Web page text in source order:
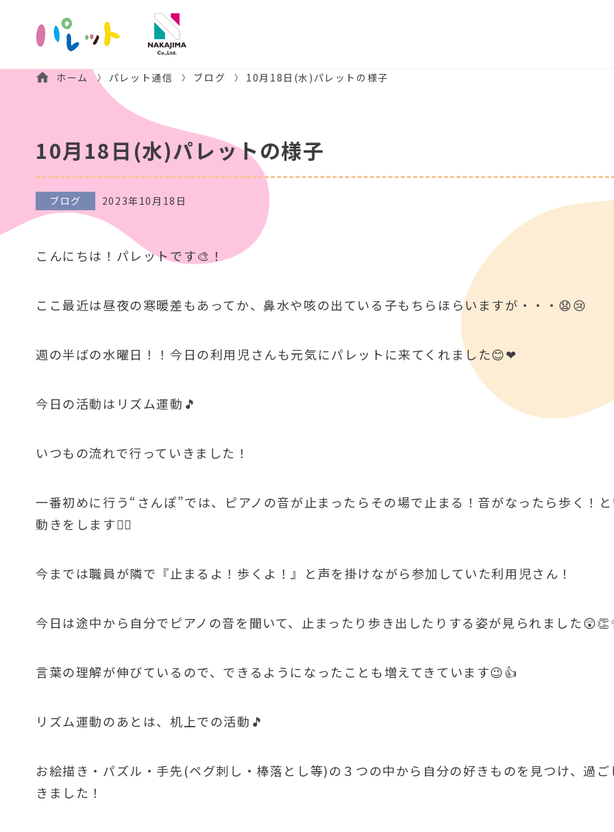
ホーム パレット通信 ブログ 10月18日(水)パレットの様子
10月18日(水)パレットの様子
ブログ 2023年10月18日
こんにちは！パレットです🎨！
ここ最近は昼夜の寒暖差もあってか、鼻水や咳の出ている子もちらほらいますが・・・😧😢
週の半ばの水曜日！！今日の利用児さんも元気にパレットに来てくれました😊❤
今日の活動はリズム運動🎵
いつもの流れで行っていきました！
一番初めに行う“さんぽ”では、ピアノの音が止まったらその場で止まる！音がなったら歩く！
動きをします🚶‍♂️
今までは職員が隣で『止まるよ！歩くよ！』と声を掛けながら参加していた利用児さん！
今日は途中から自分でピアノの音を聞いて、止まったり歩き出したりする姿が見られました
言葉の理解が伸びているので、できるようになったことも増えてきています😉👍
リズム運動のあとは、机上での活動🎵
お絵描き・パズル・手先(ペグ刺し・棒落とし等)の３つの中から自分の好きものを見つけ、過ご
きました！